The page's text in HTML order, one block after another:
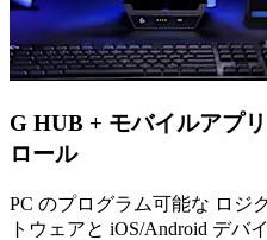
G HUB + モバイルアプ
ロール
PC のプログラム可能な ロジ
トウェアと iOS/Android デバ